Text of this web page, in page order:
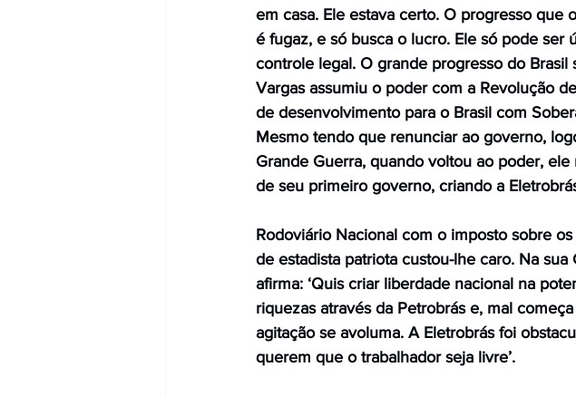
em casa. Ele estava certo. O progresso que
é fugaz, e só busca o lucro. Ele só pode ser
controle legal. O grande progresso do Brasil
Vargas assumiu o poder com a Revolução
de desenvolvimento para o Brasil com
Mesmo tendo que renunciar ao governo,
Grande Guerra, quando voltou ao poder,
de seu primeiro governo, criando a
Rodoviário Nacional com o imposto sobre
de estadista patriota custou-lhe caro. Na sua
afirma: ‘Quis criar liberdade nacional na
riquezas através da Petrobrás e, mal
agitação se avoluma. A Eletrobrás foi
querem que o trabalhador seja livre’.